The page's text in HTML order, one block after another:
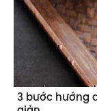
3 bước hướng
giản